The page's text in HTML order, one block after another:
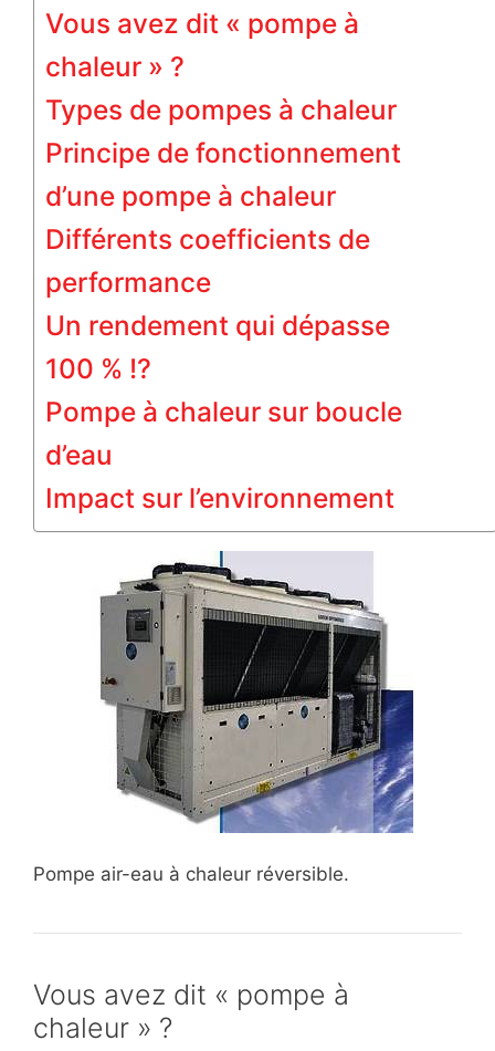
Vous avez dit « pompe à
chaleur » ?
Types de pompes à chaleur
Principe de fonctionnement
d’une pompe à chaleur
Différents coefficients de
performance
Un rendement qui dépasse
100 % !?
Pompe à chaleur sur boucle
d’eau
Impact sur l’environnement
Pompe air-eau à chaleur réversible.
Vous avez dit « pompe à
chaleur » ?